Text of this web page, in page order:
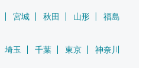
宮城 秋田 山形
福島
埼玉 千葉 東京
神奈川